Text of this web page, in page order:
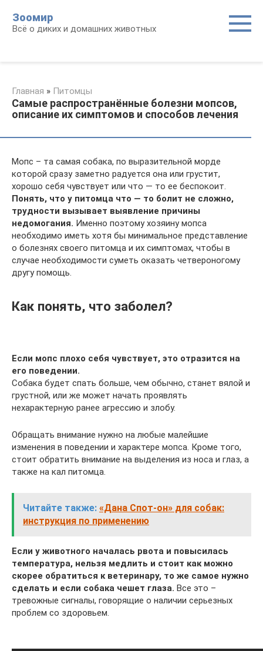
контенту
Зоомир
Всё о диких и домашних животных
Главная » Питомцы
Самые распространённые болезни мопсов,
описание их симптомов и способов лечения
Мопс – та самая собака, по выразительной морде
которой сразу заметно радуется она или грустит,
хорошо себя чувствует или что — то ее беспокоит.
Понять, что у питомца что — то болит не сложно,
трудности вызывает выявление причины
недомогания. Именно поэтому хозяину мопса
необходимо иметь хотя бы минимальное представление
о болезнях своего питомца и их симптомах, чтобы в
случае необходимости суметь оказать четвероногому
другу помощь.
Как понять, что заболел?
Если мопс плохо себя чувствует, это отразится на
его поведении.
Собака будет спать больше, чем обычно, станет вялой и
грустной, или же может начать проявлять
нехарактерную ранее агрессию и злобу.
Обращать внимание нужно на любые малейшие
изменения в поведении и характере мопса. Кроме того,
стоит обратить внимание на выделения из носа и глаз, а
также на кал питомца.
Читайте также: «Дана Спот-он» для собак:
инструкция по применению
Если у животного началась рвота и повысилась
температура, нельзя медлить и стоит как можно
скорее обратиться к ветеринару, то же самое нужно
сделать и если собака чешет глаза. Все это –
тревожные сигналы, говорящие о наличии серьезных
проблем со здоровьем.